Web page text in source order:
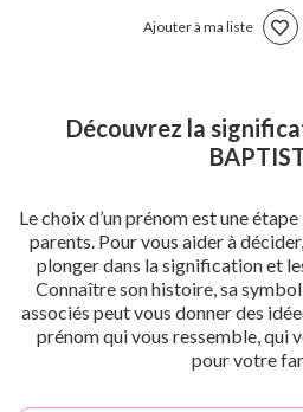
Ajouter à ma liste
Découvrez la
Le choix d’un prénom est une
parents. Pour vous aider à
plonger dans la signification et
Connaître son histoire, sa
associés peut vous donner des
prénom qui vous ressemble, qui
pour votre